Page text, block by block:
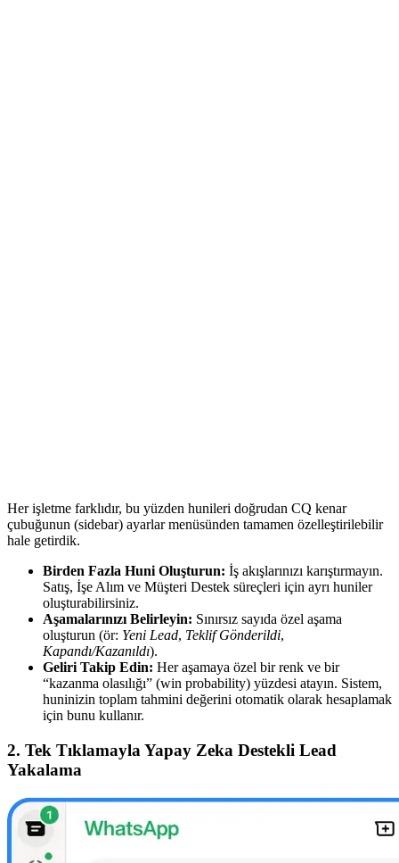
Her işletme farklıdır, bu yüzden hunileri doğrudan CQ kenar
çubuğunun (sidebar) ayarlar menüsünden tamamen özelleştirilebilir
hale getirdik.
Birden Fazla Huni Oluşturun: İş akışlarınızı karıştırmayın.
Satış, İşe Alım ve Müşteri Destek süreçleri için ayrı huniler
oluşturabilirsiniz.
Aşamalarınızı Belirleyin: Sınırsız sayıda özel aşama
oluşturun (ör: Yeni Lead, Teklif Gönderildi,
Kapandı/Kazanıldı).
Geliri Takip Edin: Her aşamaya özel bir renk ve bir
“kazanma olasılığı” (win probability) yüzdesi atayın. Sistem,
huninizin toplam tahmini değerini otomatik olarak hesaplamak
için bunu kullanır.
2. Tek Tıklamayla Yapay Zeka Destekli Lead
Yakalama